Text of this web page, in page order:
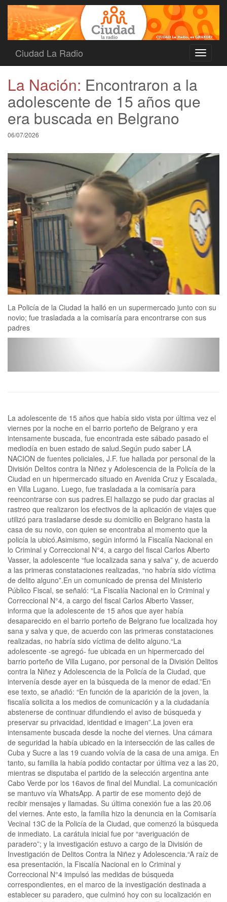
Toggle
Ciudad La Radio
La Nación: Encontraron a la
adolescente de 15 años que
era buscada en Belgrano
06/07/2026
La Policía de la Ciudad la halló en un supermercado junto con su
novio; fue trasladada a la comisaría para encontrarse con sus
padres
La adolescente de 15 años que había sido vista por última vez el
viernes por la noche en el barrio porteño de Belgrano y era
intensamente buscada, fue encontrada este sábado pasado el
mediodía en buen estado de salud.Según pudo saber LA
NACION de fuentes policiales, J.F. fue hallada por personal de la
División Delitos contra la Niñez y Adolescencia de la Policía de la
Ciudad en un hipermercado situado en Avenida Cruz y Escalada,
en Villa Lugano. Luego, fue trasladada a la comisaría para
reencontrarse con sus padres.El hallazgo se pudo dar gracias al
rastreo que realizaron los efectivos de la aplicación de viajes que
utilizó para trasladarse desde su domicilio en Belgrano hasta la
casa de su novio, con quien se encontraba al momento que la
policía la ubicó.Asimismo, según informó la Fiscalía Nacional en
lo Criminal y Correccional N°4, a cargo del fiscal Carlos Alberto
Vasser, la adolescente “fue localizada sana y salva” y, de acuerdo
a las primeras constataciones realizadas, “no habría sido víctima
de delito alguno”.En un comunicado de prensa del Ministerio
Público Fiscal, se señaló: “La Fiscalía Nacional en lo Criminal y
Correccional N°4, a cargo del fiscal Carlos Alberto Vasser,
informa que la adolescente de 15 años que ayer había
desaparecido en el barrio porteño de Belgrano fue localizada hoy
sana y salva y que, de acuerdo con las primeras constataciones
realizadas, no habría sido víctima de delito alguno.“La
adolescente -se agregó- fue ubicada en un hipermercado del
barrio porteño de Villa Lugano, por personal de la División Delitos
contra la Niñez y Adolescencia de la Policía de la Ciudad, que
intervenía desde ayer en la búsqueda de la menor de edad.”En
ese texto, se añadió: “En función de la aparición de la joven, la
fiscalía solicita a los medios de comunicación y a la ciudadanía
abstenerse de continuar difundiendo el aviso de búsqueda y
preservar su privacidad, identidad e imagen”.La joven era
intensamente buscada desde la noche del viernes. Una cámara
de seguridad la había ubicado en la intersección de las calles de
Cuba y Sucre a las 19 cuando volvía de la casa de una amiga. En
tanto, su familia la había podido contactar por última vez a las 20,
mientras se disputaba el partido de la selección argentina ante
Cabo Verde por los 16avos de final del Mundial. La comunicación
se mantuvo vía WhatsApp. A partir de ese momento dejó de
recibir mensajes y llamadas. Su última conexión fue a las 20.06
del viernes. Ante esto, la familia hizo la denuncia en la Comisaría
Vecinal 13C de la Policía de la Ciudad, que comenzó la búsqueda
de inmediato. La carátula inicial fue por “averiguación de
paradero”; y la investigación estuvo a cargo de la División de
Investigación de Delitos Contra la Niñez y Adolescencia.“A raíz de
esa presentación, la Fiscalía Nacional en lo Criminal y
Correccional N°4 impulsó las medidas de búsqueda
correspondientes, en el marco de la investigación destinada a
establecer su paradero, que culminó hoy con su localización en